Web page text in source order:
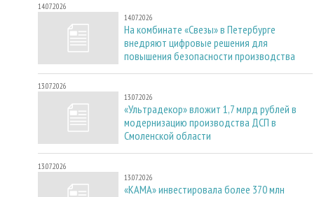
14.07.2026
14.07.2026
На комбинате «Свезы» в Петербурге
внедряют цифровые решения для
повышения безопасности производства
13.07.2026
13.07.2026
«Ультрадекор» вложит 1,7 млрд рублей в
модернизацию производства ДСП в
Смоленской области
13.07.2026
13.07.2026
«КАМА» инвестировала более 370 млн